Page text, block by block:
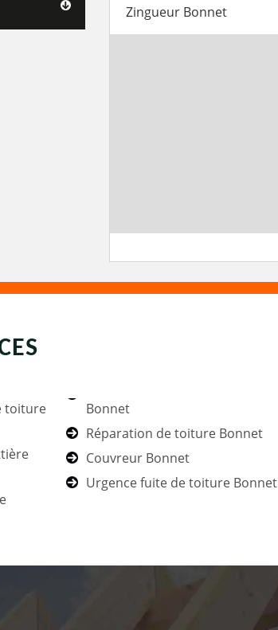
Zingueur Bonnet
toiture
Bonnet
Réparation de toiture Bonnet
Couvreur Bonnet
Urgence fuite de toiture Bonnet